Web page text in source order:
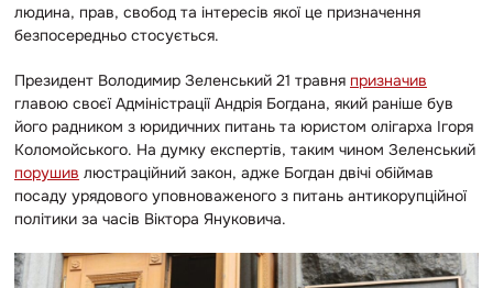
людина, прав, свобод та інтересів якої це призначення
безпосередньо стосується.
Президент Володимир Зеленський 21 травня призначив
главою своєї Адміністрації Андрія Богдана, який раніше був
його радником з юридичних питань та юристом олігарха Ігоря
Коломойського. На думку експертів, таким чином Зеленський
порушив люстраційний закон, адже Богдан двічі обіймав
посаду урядового уповноваженого з питань антикорупційної
політики за часів Віктора Януковича.